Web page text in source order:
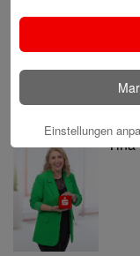
Eva
Tina
Einstellungen